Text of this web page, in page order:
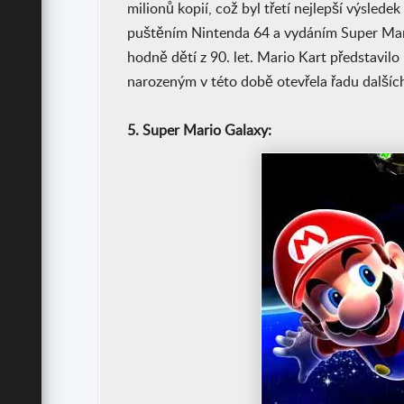
milionů kopií, což byl třetí nejlepší
puštěním Nintenda 64 a vydáním Super
hodně dětí z 90. let. Mario Kart
narozeným v této době otevřela řadu
5. Super Mario Galaxy: